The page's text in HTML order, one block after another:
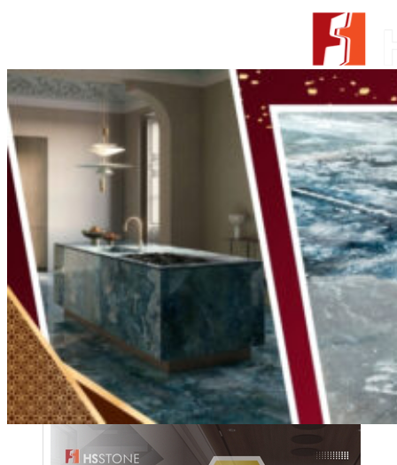
From Surfaces to Spaces
Tìm kiếm:
Giới thiệu